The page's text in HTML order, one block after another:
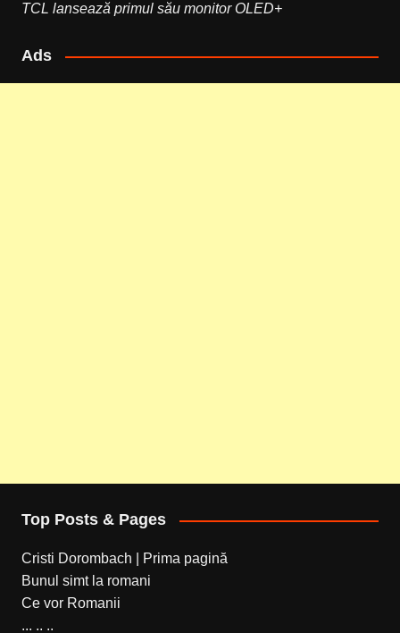
TCL lansează primul său monitor OLED+
Ads
Top Posts & Pages
Cristi Dorombach | Prima pagină
Bunul simt la romani
Ce vor Romanii
... .. ..